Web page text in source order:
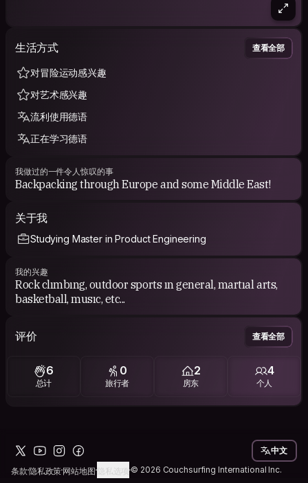
生活方式 查看全部
对冒险运动感兴趣
对艺术感兴趣
流利使用德语
正在学习德语
我做过的一件令人惊叹的事
Backpacking through Europe and some Middle East!
关于我
Studying Master in Product Engineering
我的兴趣
Rock clımbıng, outdoor sports ın general, martıal arts,
basketball, musıc, etc...
评价 查看全部
6
总计
0
旅行者
2
房东
4
个人
条款隐私政策网站地图隐私选项© 2026 Couchsurfing International Inc.
中文